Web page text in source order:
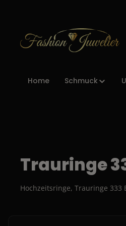
Home Schmuck
Trauringe
Hochzeitsringe, Trauringe 333